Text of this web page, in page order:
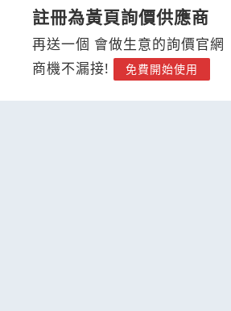
註冊為黃頁詢價供應商
再送一個 會做生意的詢價官網
商機不漏接!
免費開始使用